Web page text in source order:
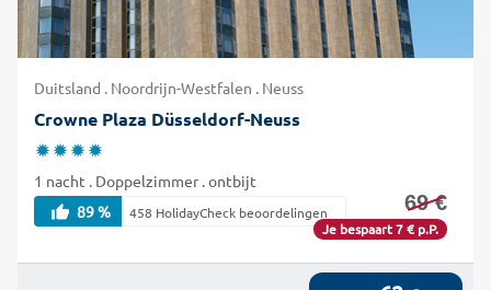
Duitsland . Noordrijn-Westfalen . Neuss
Crowne Plaza Düsseldorf-Neuss
1 nacht . Doppelzimmer . ontbijt
89 %
458 HolidayCheck beoordelingen 69 €
Je bespaart 7 € p.P.